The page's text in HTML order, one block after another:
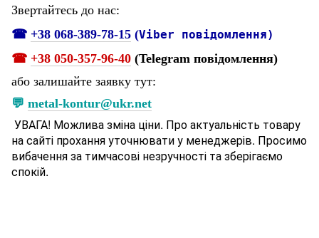
Звертайтесь до нас:
☎ +38 068-389-78-15 (Viber повідомлення)
☎ +38 050-357-96-40 (Telegram повідомлення)
або залишайте заявку тут:
💬 metal-kontur@ukr.net
УВАГА! Можлива зміна ціни. Про актуальність товару
на сайті прохання уточнювати у менеджерів. Просимо
вибачення за тимчасові незручності та зберігаємо
спокій.